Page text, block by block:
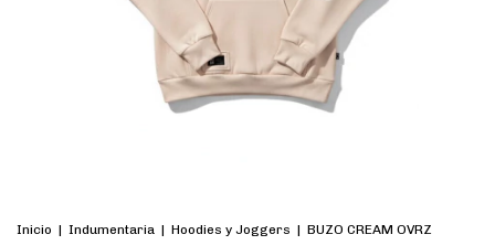
Inicio | Indumentaria | Hoodies y Joggers | BUZO CREAM OVRZ